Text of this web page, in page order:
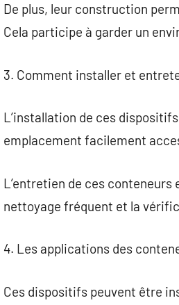
De plus, leur construction
Cela participe à garder un
3. Comment installer et
L’installation de ces
emplacement facilement
L’entretien de ces
nettoyage fréquent et la
4. Les applications des
Ces dispositifs peuvent être